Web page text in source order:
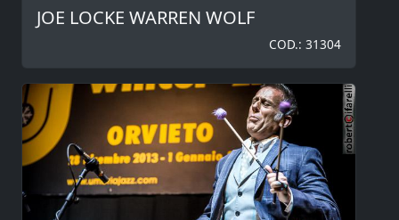
JOE LOCKE WARREN WOLF
COD.: 31304